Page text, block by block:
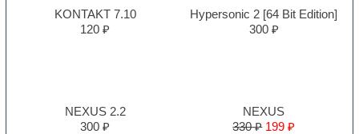
KONTAKT 7.10
120 ₽
Hypersonic 2 [64 Bit Edition]
300 ₽
NEXUS 2.2
300 ₽
NEXUS
330 ₽ 199 ₽